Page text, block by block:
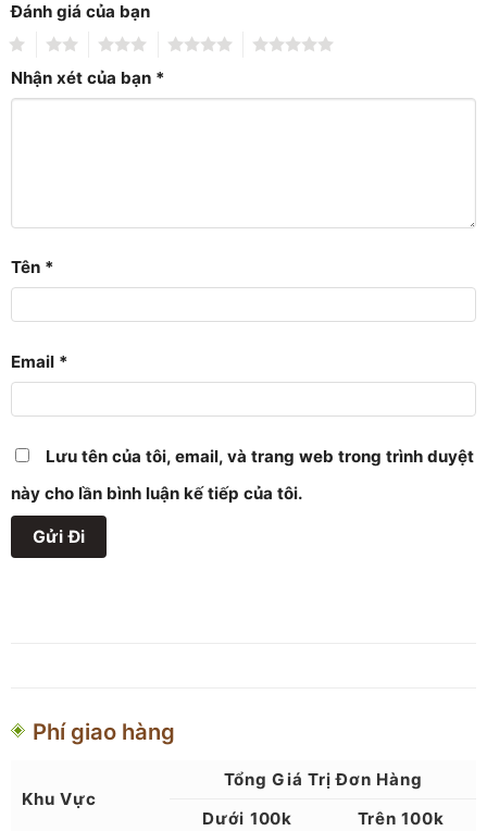
Đánh giá của bạn
Nhận xét của bạn *
Tên *
Email *
Lưu tên của tôi, email, và trang web trong trình duyệt
này cho lần bình luận kế tiếp của tôi.
Phí giao hàng
Khu Vực
Tổng Giá Trị Đơn Hàng
Dưới 100k
Trên 100k